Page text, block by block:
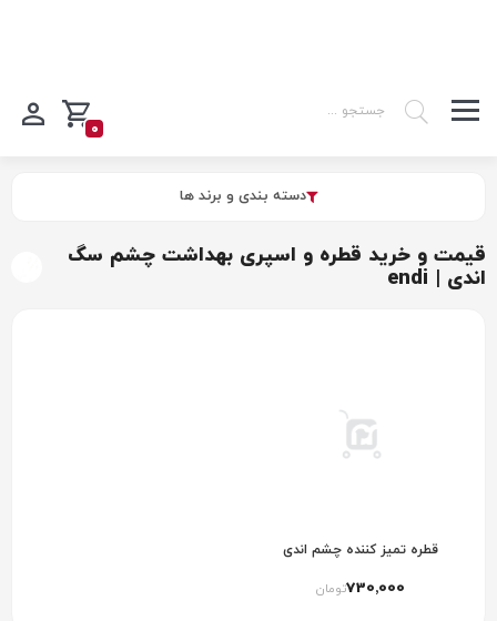
0
دسته بندی و برند ها
قیمت و خرید قطره و اسپری بهداشت چشم سگ
اندی | endi
قطره تمیز کننده چشم اندی
730٬000تومان